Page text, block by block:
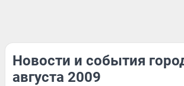
Новости и события
августа 2009